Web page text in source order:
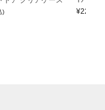
)
¥22,000